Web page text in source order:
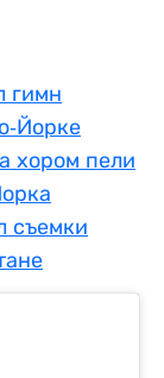
гимн
Йорке
хором пели
съемки